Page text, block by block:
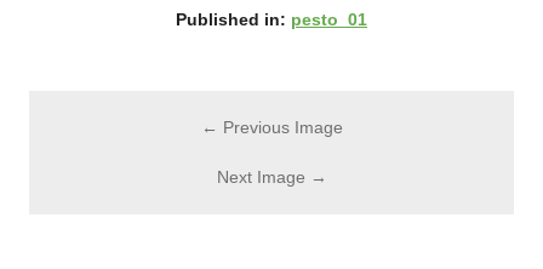
Published in: pesto_01
← Previous Image
Next Image →